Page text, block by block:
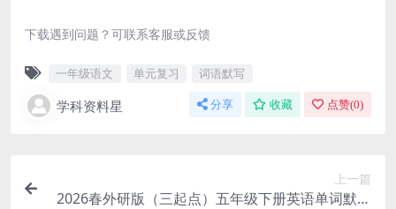
下载遇到问题？可联系客服或反馈
一年级语文 单元复习 词语默写
学科资料星 分享 收藏 点赞(0)
上一篇
2026春外研版（三起点）五年级下册英语单词默写